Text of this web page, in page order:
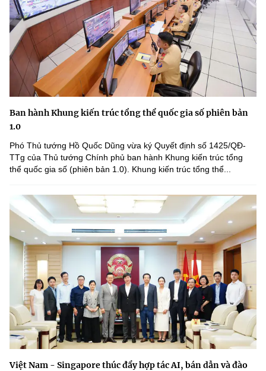
Ban hành Khung kiến trúc tổng thể quốc gia số phiên bản
1.0
Phó Thủ tướng Hồ Quốc Dũng vừa ký Quyết định số 1425/QĐ-
TTg của Thủ tướng Chính phủ ban hành Khung kiến trúc tổng
thể quốc gia số (phiên bản 1.0). Khung kiến trúc tổng thể...
Việt Nam - Singapore thúc đẩy hợp tác AI, bán dẫn và đào